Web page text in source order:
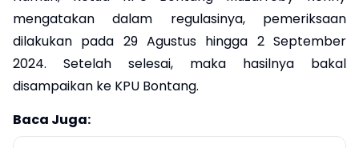
mengatakan dalam regulasinya, pemeriksaan
dilakukan pada 29 Agustus hingga 2 September
2024. Setelah selesai, maka hasilnya bakal
disampaikan ke KPU Bontang.
Baca Juga: